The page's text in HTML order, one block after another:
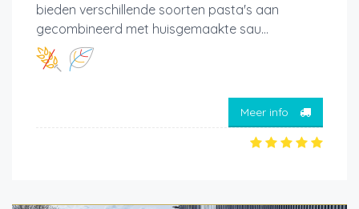
bieden verschillende soorten pasta's aan
gecombineerd met huisgemaakte sau...
Meer info